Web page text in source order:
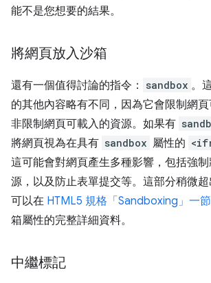
能不是您想要的結果。
將網頁放入沙箱
還有一個值得討論的指令： sandbox 。
的其他內容略有不同，因為它會限制網
非限制網頁可載入的資源。如果有
將網頁視為在具有 sandbox 屬性的
這可能會對網頁產生多種影響，包括強
源，以及防止表單提交等。這部分稍微
可以在 HTML5 規格「Sandboxing」一節
箱屬性的完整詳細資料。
中繼標記